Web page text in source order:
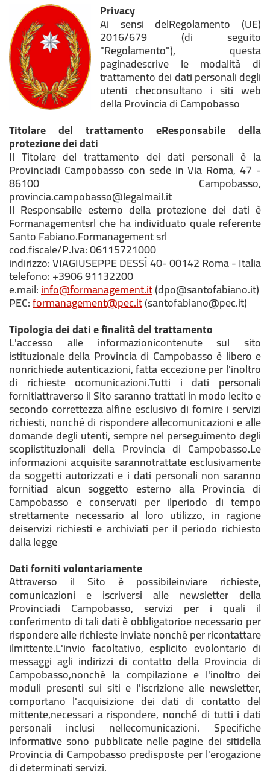
Privacy
Ai sensi delRegolamento (UE)
2016/679 (di seguito
"Regolamento"), questa
paginadescrive le modalità di
trattamento dei dati personali degli
utenti checonsultano i siti web
della Provincia di Campobasso
Titolare del trattamento eResponsabile della
protezione dei dati
Il Titolare del trattamento dei dati personali è la
Provinciadi Campobasso con sede in Via Roma, 47 -
86100 Campobasso,
provincia.campobasso@legalmail.it
Il Responsabile esterno della protezione dei dati è
Formanagementsrl che ha individuato quale referente
Santo Fabiano.Formanagement srl
cod.fiscale/P.Iva: 06115721000
indirizzo: VIAGIUSEPPE DESSÌ 40- 00142 Roma - Italia
telefono: +3906 91132200
e.mail:info@formanagement.it(dpo@santofabiano.it)
PEC:formanagement@pec.it(santofabiano@pec.it)
Tipologia dei dati e finalità del trattamento
L'accesso alle informazionicontenute sul sito
istituzionale della Provincia di Campobasso è libero e
nonrichiede autenticazioni, fatta eccezione per l'inoltro
di richieste ocomunicazioni.Tutti i dati personali
fornitiattraverso il Sito saranno trattati in modo lecito e
secondo correttezza alfine esclusivo di fornire i servizi
richiesti, nonché di rispondere allecomunicazioni e alle
domande degli utenti, sempre nel perseguimento degli
scopiistituzionali della Provincia di Campobasso.Le
informazioni acquisite sarannotrattate esclusivamente
da soggetti autorizzati e i dati personali non saranno
fornitiad alcun soggetto esterno alla Provincia di
Campobasso e conservati per ilperiodo di tempo
strettamente necessario al loro utilizzo, in ragione
deiservizi richiesti e archiviati per il periodo richiesto
dalla legge
Dati forniti volontariamente
Attraverso il Sito è possibileinviare richieste,
comunicazioni e iscriversi alle newsletter della
Provinciadi Campobasso, servizi per i quali il
conferimento di tali dati è obbligatorioe necessario per
rispondere alle richieste inviate nonché per ricontattare
ilmittente.L'invio facoltativo, esplicito evolontario di
messaggi agli indirizzi di contatto della Provincia di
Campobasso,nonché la compilazione e l'inoltro dei
moduli presenti sui siti e l'iscrizione alle newsletter,
comportano l'acquisizione dei dati di contatto del
mittente,necessari a rispondere, nonché di tutti i dati
personali inclusi nellecomunicazioni. Specifiche
informative sono pubblicate nelle pagine dei sitidella
Provincia di Campobasso predisposte per l'erogazione
di determinati servizi.